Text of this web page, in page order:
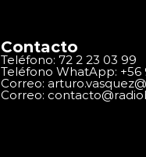
Contacto
Teléfono: 72 2 23 03 99
Teléfono WhatApp: +56
Correo:
Correo: